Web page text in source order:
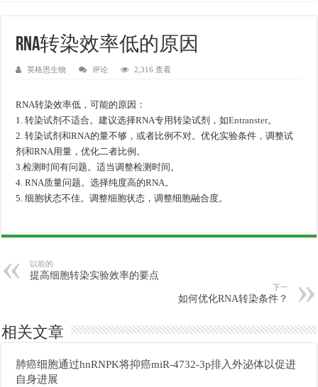
RNA转染效率低的原因
英格恩生物 评论 2,316 查看
RNA转染效率低，可能的原因：
1. 转染试剂不适合。建议选择RNA专用转染试剂，如Entranster。
2. 转染试剂和RNA的量不够，或者比例不对。优化实验条件，调整试
剂和RNA用量，优化二者比例。
3.检测时间有问题。适当调整检测时间。
4. RNA质量问题。选择纯度高的RNA。
5. 细胞状态不佳。调整细胞状态，调整细胞融合度。
以前的
提高细胞转染实验效率的要点
下一
如何优化RNA转染条件？
相关文章
肺癌细胞通过hnRNPK将抑癌miR-4732-3p排入外泌体以促进
自身进展